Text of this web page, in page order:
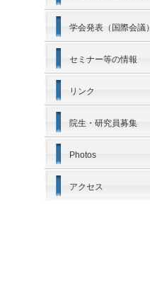
学会発表（国際会議）
セミナー等の情報
リンク
院生・研究員募集
Photos
アクセス